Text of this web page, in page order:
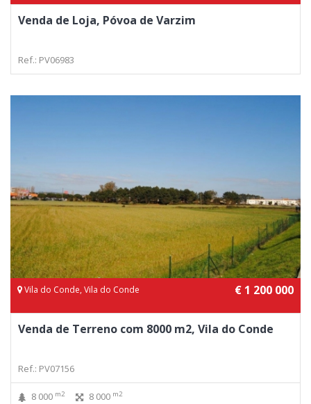
Venda de Loja, Póvoa de Varzim
Ref.: PV06983
Vila do Conde, Vila do Conde € 1 200 000
Venda de Terreno com 8000 m2, Vila do Conde
Ref.: PV07156
8 000 m2 8 000 m2